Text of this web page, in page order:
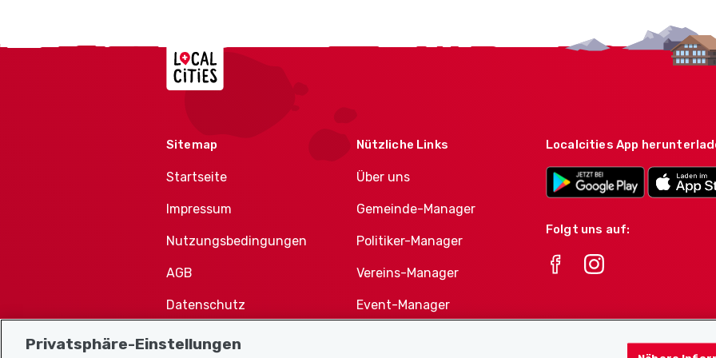
Localcities
Sitemap
Startseite
Impressum
Nutzungsbedingungen
AGB
Datenschutz
Cookie-Richtlinie
Nützliche Links
Über uns
Gemeinde-Manager
Politiker-Manager
Vereins-Manager
Event-Manager
Localcities App
Folgt uns auf:
Privatsphäre-Einstellungen